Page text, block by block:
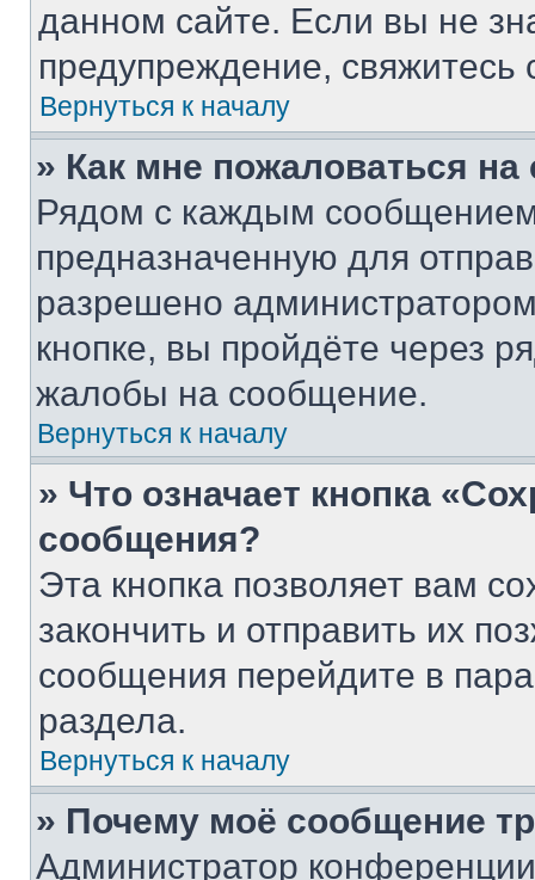
данном сайте. Если вы не
предупреждение,
Вернуться к началу
» Как мне пожаловаться
Рядом с каждым сообщением
предназначенную для
разрешено
кнопке, вы пройдёте через
жалобы на сообщение.
Вернуться к началу
» Что означает кнопка
сообщения?
Эта кнопка позволяет вам
закончить и отправить их
сообщения перейдите в
раздела.
Вернуться к началу
» Почему моё сообщение
Администратор